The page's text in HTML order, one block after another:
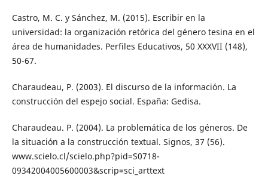
Castro, M. C. y Sánchez, M. (2015). Escribir en la
universidad: la organización retórica del género tesina en el
área de humanidades. Perfiles Educativos, 50 XXXVII (148),
50-67.
Charaudeau, P. (2003). El discurso de la información. La
construcción del espejo social. España: Gedisa.
Charaudeau. P. (2004). La problemática de los géneros. De
la situación a la construcción textual. Signos, 37 (56).
www.scielo.cl/scielo.php?pid=S0718-
09342004005600003&scrip=sci_arttext